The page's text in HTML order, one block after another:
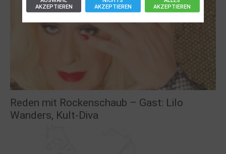
Reden mit Rockenschaub – Gast: Lilo
Wanders, Kult-Diva
AKZEPTIEREN
AKZEPTIEREN
AKZEPTIEREN